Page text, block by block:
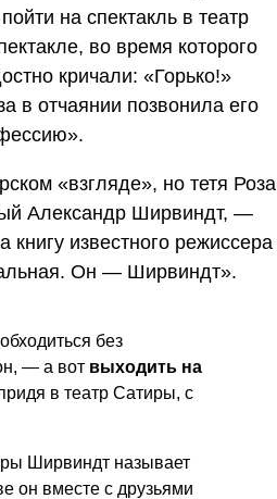
на спектакль в театр
во время которого
кричали: «Горько!»
в отчаянии позвонила его
«взгляде», но тетя Роза
Александр Ширвиндт, —
известного режиссера
Он — Ширвиндт».
без
— а вот выходить на
в театр Сатиры, с
Ширвиндт называет
он вместе с друзьями